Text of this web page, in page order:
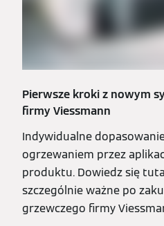
Pierwsze kroki z nowym
firmy Viessmann
Indywidualne
ogrzewaniem przez
produktu. Dowiedz się
szczególnie ważne po
grzewczego firmy